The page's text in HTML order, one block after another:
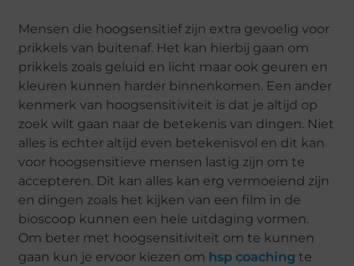
Mensen die hoogsensitief zijn extra gevoelig voor
prikkels van buitenaf. Het kan hierbij gaan om
prikkels zoals geluid en licht maar ook geuren en
kleuren kunnen harder binnenkomen. Een ander
kenmerk van hoogsensitiviteit is dat je altijd op
zoek wilt gaan naar de betekenis van dingen. Niet
alles is echter altijd even betekenisvol en dit kan
voor hoogsensitieve mensen lastig zijn om te
accepteren. Dit kan alles kan erg vermoeiend zijn
en dingen zoals het kijken van een film in de
bioscoop kunnen een he le uitdaging vormen.
Om beter met hoogsensitiviteit om te kunnen
gaan kun je ervoor kiezen om hsp coaching te